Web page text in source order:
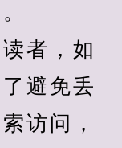
者，如
避免丢
访问，